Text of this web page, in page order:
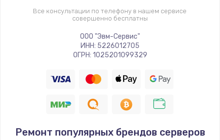
Заказать
Настройка BIOS
995 руб.
1200 руб.
Все консультации по телефону в нашем сервисе
совершенно бесплатны
ООО "Эвм-Сервис"
ИНН: 5226012705
ОГРН: 1025201099329
Ремонт популярных брендов серверов